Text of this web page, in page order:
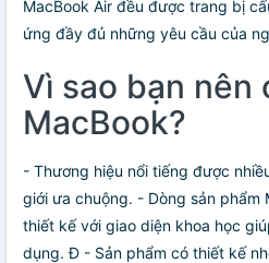
MacBook Air đều được trang bị
ứng đầy đủ những yêu cầu của
Vì sao bạn nên
MacBook?
- Thương hiệu nổi tiếng được
giới ưa chuộng. - Dòng sản phẩm
thiết kế với giao diện khoa học
dụng. Đ - Sản phẩm có thiết kế